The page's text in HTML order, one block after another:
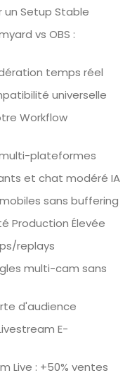
un Setup Stable
vs OBS :
temps réel
universelle
Workflow
plateformes
et chat modéré IA
sans buffering
Production Élevée
replays
multi-cam sans
d'audience
E-
Live : +50% ventes